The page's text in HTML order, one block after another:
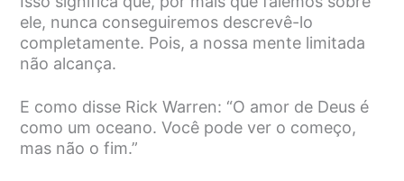
ele, nunca conseguiremos descrevê-lo
completamente. Pois, a nossa mente limitada
não alcança.
E como disse Rick Warren: “O amor de Deus é
como um oceano. Você pode ver o começo,
mas não o fim.”